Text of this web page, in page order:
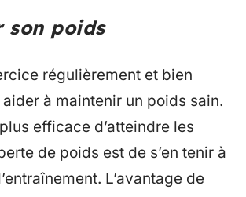
son poids
régulièrement et bien
à maintenir un poids sain.
efficace d’atteindre les
de poids est de s’en tenir à
L’avantage de